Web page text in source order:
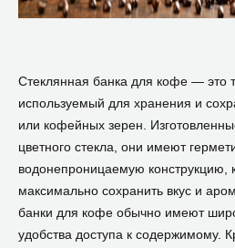
Стеклянная банка для кофе — это
используемый для хранения и
или кофейных зерен.
цветного стекла, они имеют
водонепроницаемую конструкцию,
максимально сохранить вкус и
банки для кофе обычно имеют
удобства доступа к содержимому.